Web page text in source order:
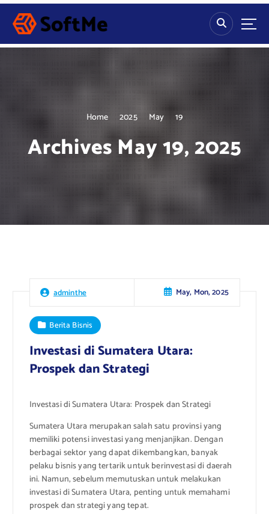
S
p
Home 2025 May 19
Archives May 19, 2025
adminthe May, Mon, 2025
Berita Bisnis
Investasi di Sumatera Utara:
Prospek dan Strategi
Investasi di Sumatera Utara: Prospek dan Strategi
Sumatera Utara merupakan salah satu provinsi yang
memiliki potensi investasi yang menjanjikan. Dengan
berbagai sektor yang dapat dikembangkan, banyak
pelaku bisnis yang tertarik untuk berinvestasi di daerah
ini. Namun, sebelum memutuskan untuk melakukan
investasi di Sumatera Utara, penting untuk memahami
prospek dan strategi yang tepat.